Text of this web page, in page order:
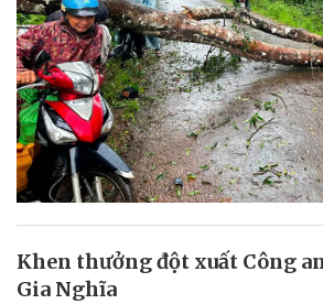
Khen thưởng đột xuất Công
Gia Nghĩa